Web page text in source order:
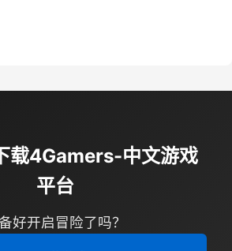
载4Gamers-中文游戏
平台
好开启冒险了吗？